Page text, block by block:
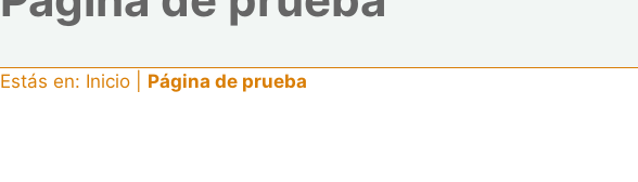
Estás en: Inicio Página de prueba